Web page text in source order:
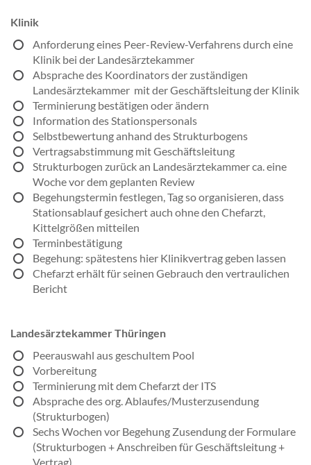
Klinik
Anforderung eines Peer-Review-Verfahrens durch eine
Klinik bei der Landesärztekammer
Absprache des Koordinators der zuständigen
Landesärztekammer mit der Geschäftsleitung der Klinik
Terminierung bestätigen oder ändern
Information des Stationspersonals
Selbstbewertung anhand des Strukturbogens
Vertragsabstimmung mit Geschäftsleitung
Strukturbogen zurück an Landesärztekammer ca. eine
Woche vor dem geplanten Review
Begehungstermin festlegen, Tag so organisieren, dass
Stationsablauf gesichert auch ohne den Chefarzt,
Kittelgrößen mitteilen
Terminbestätigung
Begehung: spätestens hier Klinikvertrag geben lassen
Chefarzt erhält für seinen Gebrauch den vertraulichen
Bericht
Landesärztekammer Thüringen
Peerauswahl aus geschultem Pool
Vorbereitung
Terminierung mit dem Chefarzt der ITS
Absprache des org. Ablaufes/Musterzusendung
(Strukturbogen)
Sechs Wochen vor Begehung Zusendung der Formulare
(Strukturbogen + Anschreiben für Geschäftsleitung +
Vertrag)